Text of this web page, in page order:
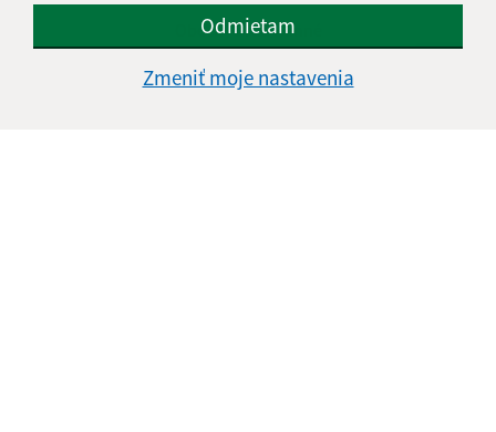
Odmietam
Zmeniť moje nastavenia
Obecný úrad Hlinné
Hlinné 74
094 35 Soľ